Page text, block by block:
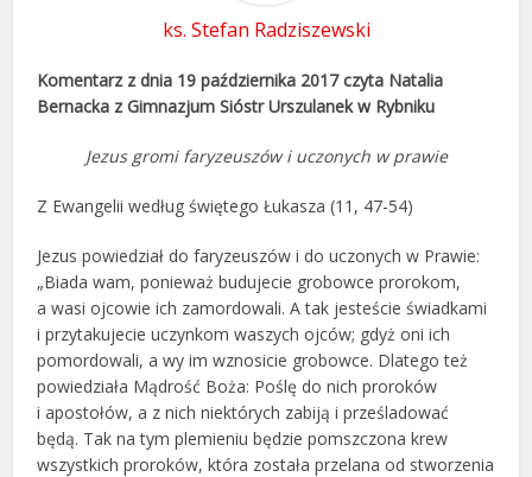
ks. Stefan Radziszewski
Komentarz z dnia 19 października 2017 czyta Natalia
Bernacka z Gimnazjum Sióstr Urszulanek w Rybniku
Jezus gromi faryzeuszów i uczonych w prawie
Z Ewangelii według świętego Łukasza (11, 47-54)
Jezus powiedział do faryzeuszów i do uczonych w Prawie:
„Biada wam, ponieważ budujecie grobowce prorokom,
a wasi ojcowie ich zamordowali. A tak jesteście świadkami
i przytakujecie uczynkom waszych ojców; gdyż oni ich
pomordowali, a wy im wznosicie grobowce. Dlatego też
powiedziała Mądrość Boża: Poślę do nich proroków
i apostołów, a z nich niektórych zabiją i prześladować
będą. Tak na tym plemieniu będzie pomszczona krew
wszystkich proroków, która została przelana od stworzenia